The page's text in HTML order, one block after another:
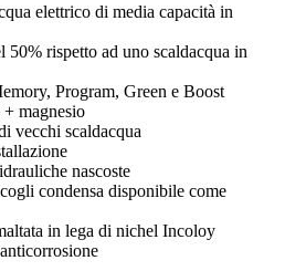
elettrico di media capacità in
50% rispetto ad uno scaldacqua in
Program, Green e Boost
magnesio
vecchi scaldacqua
nascoste
condensa disponibile come
in lega di nichel Incoloy